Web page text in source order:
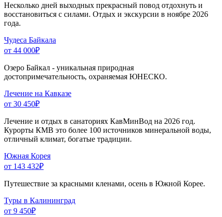
Несколько дней выходных прекрасный повод отдохнуть и
восстановиться с силами. Отдых и экскурсии в ноябре 2026
года.
Чудеса Байкала
от 44 000₽
Озеро Байкал - уникальная природная
достопримечательность, охраняемая ЮНЕСКО.
Лечение на Кавказе
от 30 450₽
Лечение и отдых в санаториях КавМинВод на 2026 год.
Курорты КМВ это более 100 источников минеральной воды,
отличный климат, богатые традиции.
Южная Корея
от 143 432₽
Путешествие за красными кленами, осень в Южной Корее.
Туры в Калининград
от 9 450₽